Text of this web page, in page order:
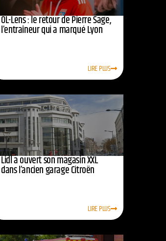
OL-Lens : le retour de Pierre Sage,
l’entraîneur qui a marqué Lyon
LIRE PLUS
Lidl a ouvert son magasin XXL
dans l’ancien garage Citroën
LIRE PLUS